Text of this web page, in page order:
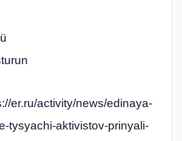
er.ru/activity/news/edinaya-
tysyachi-aktivistov-prinyali-